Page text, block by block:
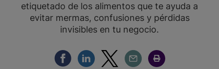
etiquetado de los alimentos que te ayuda a
evitar mermas, confusiones y pérdidas
invisibles en tu negocio.
Compartir Facebook
Compartir Linkedin
Compartir Twitter
Compartir Email
Compartir Imprimir